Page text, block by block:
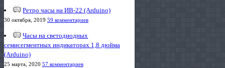
Ретро часы на ИВ-22 (Arduino)
30 октября, 2019 59 комментариев
Часы на светодиодных
семисегментных индикаторах 1,8 дюйма
(Arduino)
25 марта, 2020 57 комментариев